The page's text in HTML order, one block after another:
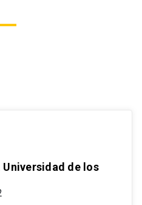
de los